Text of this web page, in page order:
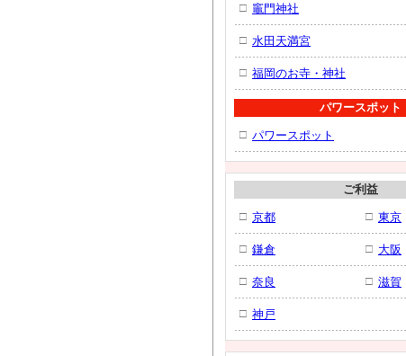
□ 竈門神社
□ 水田天満宮
□ 福岡のお寺・神社
パワースポット
□ パワースポット
ご利益
□ 京都 □ 東京
□ 鎌倉 □ 大阪
□ 奈良 □ 滋賀
□ 神戸